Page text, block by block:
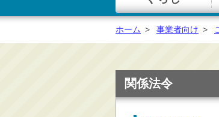
一覧
総合窓口
手続き・届出（戸籍・
ホーム > 事業者向け >
関係法令